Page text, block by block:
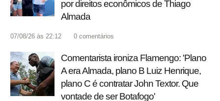
por direitos econômicos de Thiago
Almada
07/08/26 às 22:12 0 comentários
Comentarista ironiza Flamengo: 'Plano
A era Almada, plano B Luiz Henrique,
plano C é contratar John Textor. Que
vontade de ser Botafogo'